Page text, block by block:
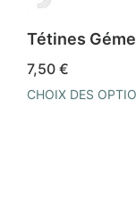
Tétines
7,50 €
CHOIX DES